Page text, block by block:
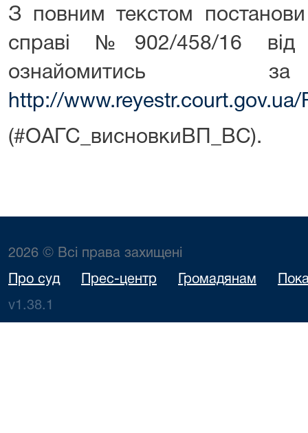
З повним текстом
справі №902/458/16 від
ознайомитись
http://
(#ОАГС_висновкиВП_ВС).
2026 © Всі права захищені
Про суд Прес-центр Громадянам
v1.38.1